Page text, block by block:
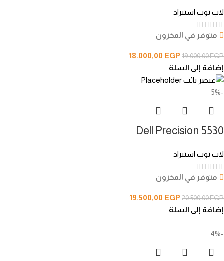
لاب توب استيراد
متوفر في المخزون
19.000,00EGP
18.000,00 EGP
إضافة إلى السلة
-5%
Dell Precision 5530
لاب توب استيراد
متوفر في المخزون
20.500,00EGP
19.500,00 EGP
إضافة إلى السلة
-4%